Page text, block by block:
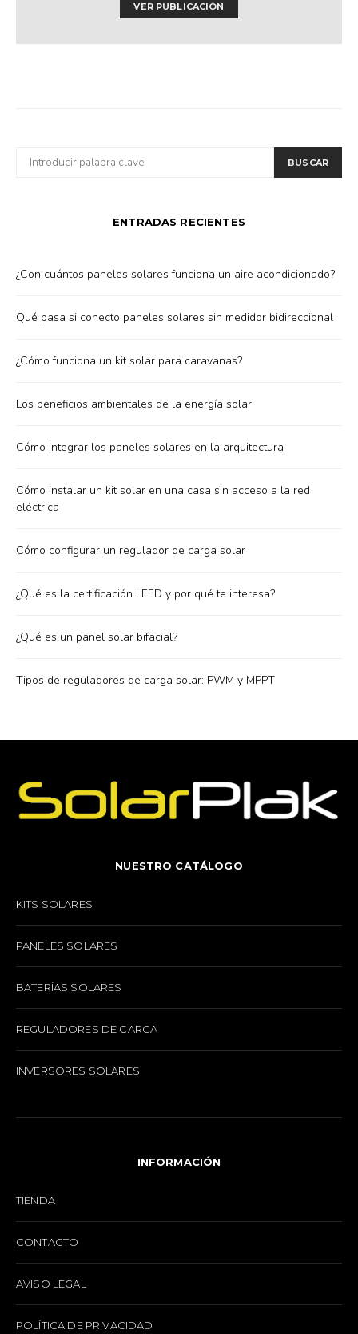
VER PUBLICACIÓN
POR:
BUSCAR
ENTRADAS RECIENTES
¿Con cuántos paneles solares funciona un aire acondicionado?
Qué pasa si conecto paneles solares sin medidor bidireccional
¿Cómo funciona un kit solar para caravanas?
Los beneficios ambientales de la energía solar
Cómo integrar los paneles solares en la arquitectura
Cómo instalar un kit solar en una casa sin acceso a la red
eléctrica
Cómo configurar un regulador de carga solar
¿Qué es la certificación LEED y por qué te interesa?
¿Qué es un panel solar bifacial?
Tipos de reguladores de carga solar: PWM y MPPT
NUESTRO CATÁLOGO
KITS SOLARES
PANELES SOLARES
BATERÍAS SOLARES
REGULADORES DE CARGA
INVERSORES SOLARES
INFORMACIÓN
TIENDA
CONTACTO
AVISO LEGAL
POLÍTICA DE PRIVACIDAD